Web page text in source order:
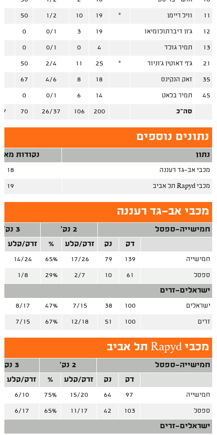
11 וויל ריימן *
19
10
1/2
50
12 ג'ון דיברתולומיאו 19
3
0/1
0
13 תמיר גולד 4
0
0/1
0
21 ג'ף דאוטין ג'וניור *
25
11
2/4
50
35 זאק הנקינס 18
8
4/6
67
45 תמיר בלאט 14
6
0/1
0
סה"כ 200
106
26/37
70
נתונים נוספים
נתון נקודות
מכבי אב־גד רעננה 18
מכבי Rapyd תל אביב 19
מכבי אב־גד רעננה
חמישייה-ספסל 2 נק'
3 נק'
דק
נק זרק/קלע % זרק/קלע
חמישייה 139
79
17/26
65%
14/24
ספסל 61
10
2/7
29%
1/8
ישראלים-זרים
ישראלים 100
38
7/15
47%
8/17
זרים 100
51
12/18
67%
7/15
מכבי Rapyd תל אביב
חמישייה-ספסל 2 נק'
3 נק'
דק
נק זרק/קלע % זרק/קלע
חמישייה 97
64
15/20
75%
6/10
ספסל 103
42
11/17
65%
6/17
ישראלים-זרים